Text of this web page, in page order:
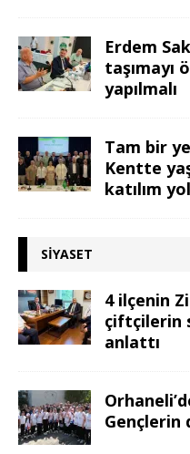
Erdem
taşımayı
yapılmalı
Tam bir
Kentte
katılım
SIYASET
4 ilçenin
çiftçilerin
anlattı
Gençlerin